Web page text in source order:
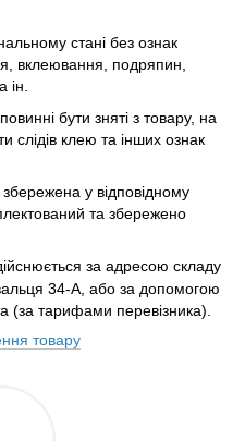
стані без ознак
вклеювання, подряпин,
ін.
бути зняті з товару, на
слідів клею та інших ознак
у відповідному
та збережено
за адресою складу
34-А, або за допомогою
(за тарифами перевізника).
товару